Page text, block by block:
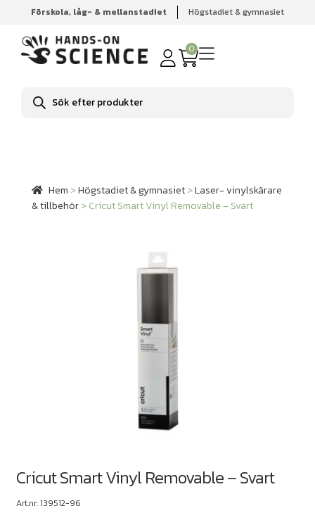
Förskola, låg- & mellanstadiet Högstadiet & gymnasiet
0
Produktsökning
Hem Högstadiet & gymnasiet
Laser- vinylskärare &
tillbehör
Cricut Smart Vinyl Removable – Svart
Hem >Högstadiet & gymnasiet>Laser- vinylskärare
& tillbehör>Cricut Smart Vinyl Removable – Svart
Cricut Smart Vinyl Removable – Svart
Art.nr: 139512-96